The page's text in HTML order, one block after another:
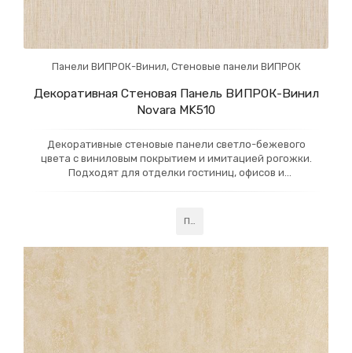
Панели ВИПРОК-Винил, Стеновые панели ВИПРОК
Декоративная Стеновая Панель ВИПРОК-Винил
Novara MK510
Декоративные стеновые панели светло-бежевого
цвета с виниловым покрытием и имитацией рогожки.
Подходят для отделки гостиниц, офисов и